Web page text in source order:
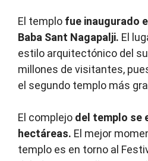
El templo fue inaugurado
Baba Sant Nagapalji. El
estilo arquitectónico del
millones de visitantes,
el segundo templo más
El complejo del templo se
hectáreas. El mejor
templo es en torno al